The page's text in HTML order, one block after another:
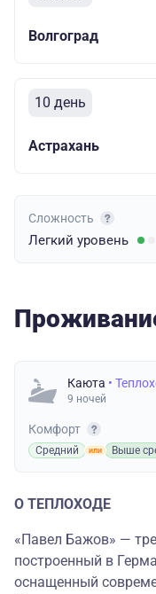
Волгоград
10 день
Астрахань
Сложность
Легкий уровень
Каюта •
9 ночей
Комфорт
Средний Выше
О ТЕПЛОХОДЕ
«Павел Бажов» —
построенный в
оснащенный